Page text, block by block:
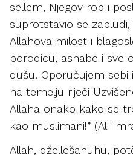
sellem, Njegov rob i
suprotstavio se
Allahova milost i
porodicu, ashabe i sve
dušu. Oporučujem
na temelju riječi
Allaha onako kako se
kao muslimani!” (Ali
Allah, džellešanuhu,